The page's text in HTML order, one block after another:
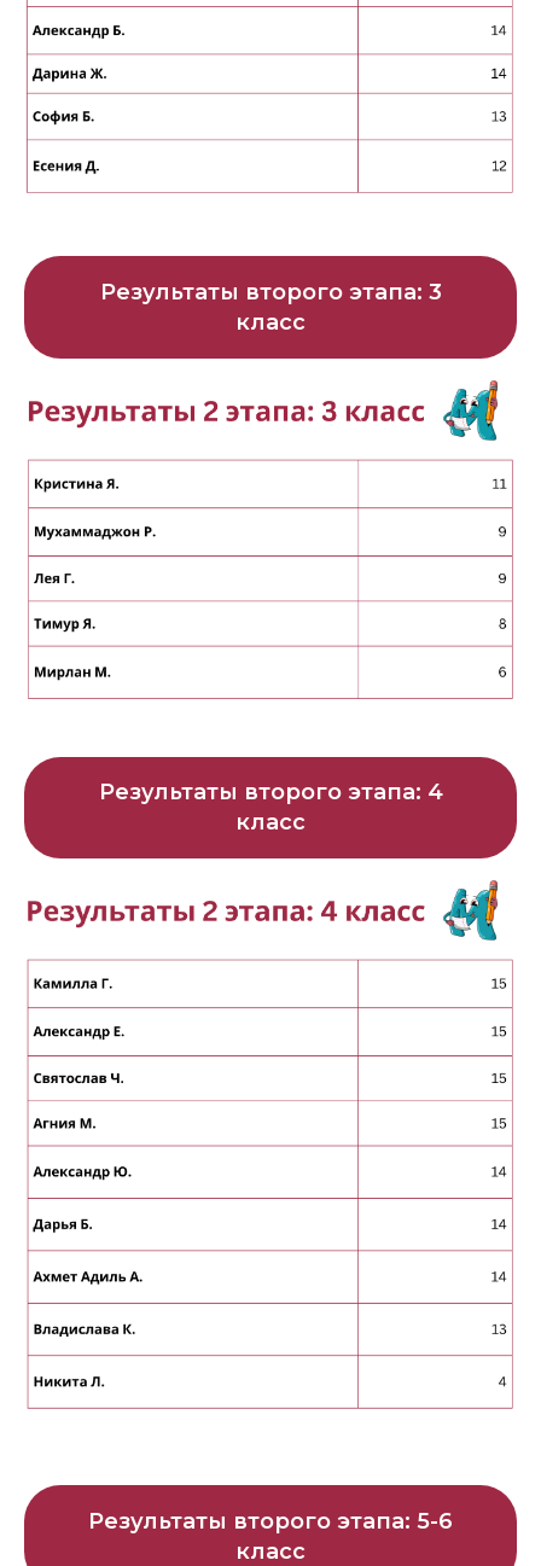
Результаты второго этапа: 3
класс
Результаты второго этапа: 4
класс
Результаты второго этапа: 5-6
класс